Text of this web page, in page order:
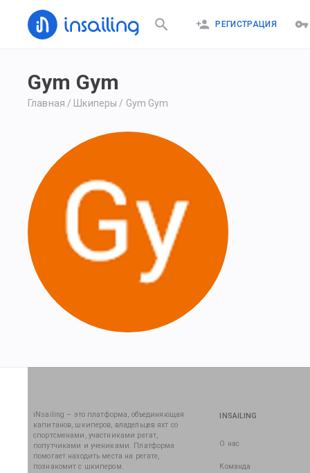
РЕГИСТРАЦИЯ
Gym Gym
Главная / Шкиперы / Gym Gym
iNsailing – это платформа, объединяющая
капитанов, шкиперов, владельцев яхт со
спортсменами, участниками регат,
попутчиками и учениками. Платформа
помогает находить места на регате,
познакомит с шкипером.
INSAILING
О нас
Команда